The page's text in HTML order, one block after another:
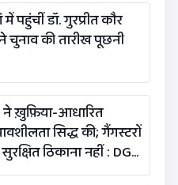
पहुंचीं डॉ. गुरप्रीत कौर
चुनाव की तारीख पूछनी
ने ख़ुफ़िया-आधारित
सिद्ध की; गैंगस्टरों
ठिकाना नहीं : DGP